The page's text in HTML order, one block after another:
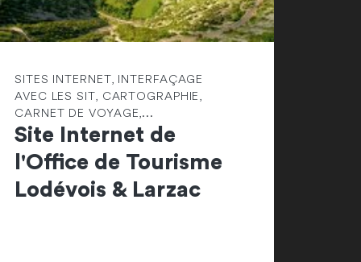
SITES INTERNET, INTERFAÇAGE
AVEC LES SIT, CARTOGRAPHIE,
CARNET DE VOYAGE,...
Site Internet de
l'Office de Tourisme
Lodévois & Larzac